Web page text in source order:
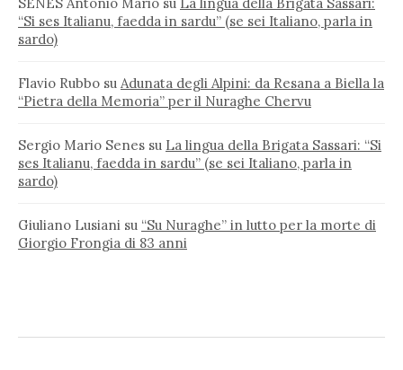
“Si ses Italianu, faedda in sardu” (se sei Italiano, parla in
sardo)
Flavio Rubbo su Adunata degli Alpini: da Resana a Biella la
“Pietra della Memoria” per il Nuraghe Chervu
Sergio Mario Senes su La lingua della Brigata Sassari: “Si
ses Italianu, faedda in sardu” (se sei Italiano, parla in
sardo)
Giuliano Lusiani su “Su Nuraghe” in lutto per la morte di
Giorgio Frongia di 83 anni